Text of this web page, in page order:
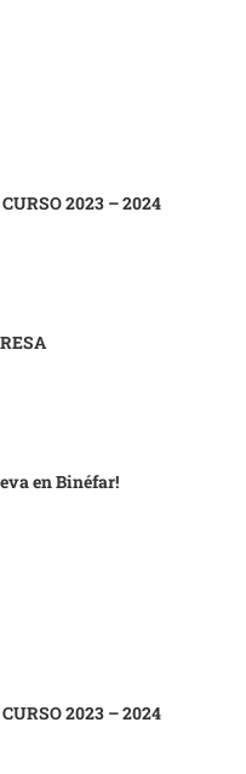
2023 – 2024
en Binéfar!
2023 – 2024